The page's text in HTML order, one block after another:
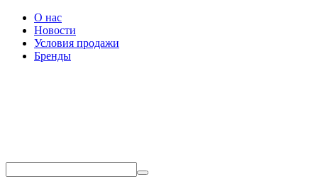
О нас
Новости
Условия продажи
Бренды